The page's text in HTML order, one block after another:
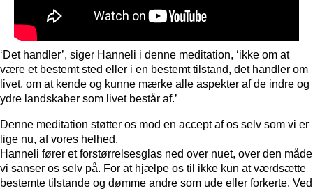
‘Det handler’, siger Hanneli i denne meditation, ‘ikke om at
være et bestemt sted eller i en bestemt tilstand, det handler om
livet, om at kende og kunne mærke alle aspekter af de indre og
ydre landskaber som livet består af.’
Denne meditation støtter os mod en accept af os selv som vi er
lige nu, af vores helhed.
Hanneli fører et forstørrelsesglas ned over nuet, over den måde
vi sanser os selv på. For at hjælpe os til ikke kun at værdsætte
bestemte tilstande og dømme andre som ude eller forkerte. Ved